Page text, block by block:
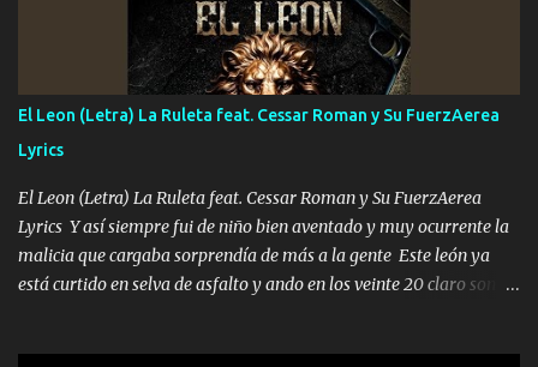
Música Si es que salta algún problema de confianza tengo gente
ahí está el Hombre Cuarenta y también Pariente 7 arreglan
cualquier problema no más es cuestión que ordené NOS HACE
FALTA UN HERMANO DE CLAVE ERA EL 24 SIEMPRE FUE UN
HOMBRE VALIENTE POR ALGO M'URIÓ PELEAND0 SIEMPRE
VIO POR LA FAMILIA PARA QUE SIGA EL LEGADO Es el DOS de
los HERMANOS un cerebro inteligente y com...
El Leon (Letra) La Ruleta feat. Cessar Roman y Su FuerzAerea
Lyrics
El Leon (Letra) La Ruleta feat. Cessar Roman y Su FuerzAerea
Lyrics Y así siempre fui de niño bien aventado y muy ocurrente la
malicia que cargaba sorprendía de más a la gente Este león ya
está curtido en selva de asfalto y ando en los veinte 20 claro son